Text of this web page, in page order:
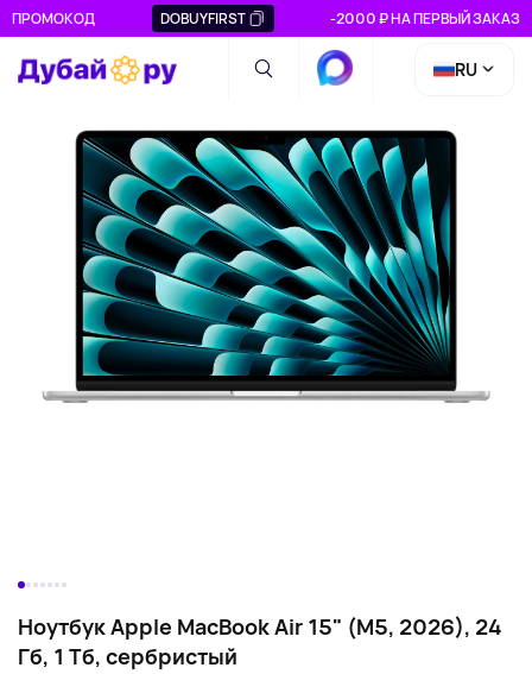
ПРОМОКОД DOBUYFIRST -2000 ₽ НА ПЕРВЫЙ ЗАКАЗ
RU
Ноутбук Apple MacBook Air 15" (M5, 2026), 24
Гб, 1 Тб, сербристый